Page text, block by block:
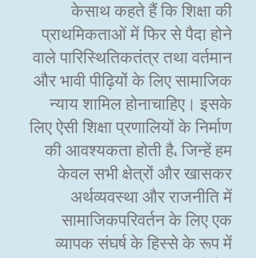
केसाथ कहते हैं कि शिक्षा की
प्राथमिकताओं में फिर से पैदा होने
वाले पारिस्थितिकतंत्र तथा वर्तमान
और भावी पीढ़ियों के लिए सामाजिक
न्याय शामिल होनाचाहिए। इसके
लिए ऐसी शिक्षा प्रणालियों के निर्माण
की आवश्यकता होती है، जिन्हें हम
केवल सभी क्षेत्रों और खासकर
अर्थव्यवस्था और राजनीति में
सामाजिकपरिवर्तन के लिए एक
व्यापक संघर्ष के हिस्से के रूप में